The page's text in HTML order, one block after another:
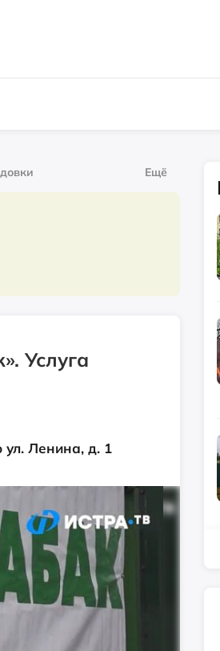
Ещё
Услуга
ул. Ленина, д. 1